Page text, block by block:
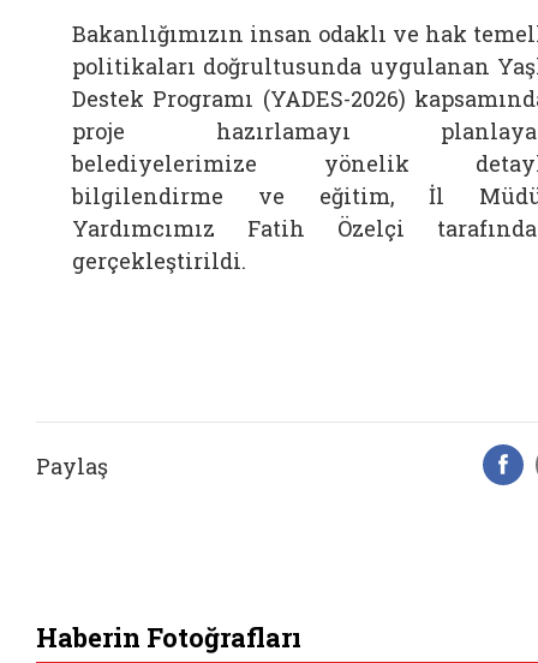
Bakanlığımızın insan odaklı ve hak
politikaları doğrultusunda uygulanan
Destek Programı (YADES-2026)
proje hazırlamayı
belediyelerimize yönelik
bilgilendirme ve eğitim, İl
Yardımcımız Fatih Özelçi
gerçekleştirildi.
Paylaş
Haberin Fotoğrafları